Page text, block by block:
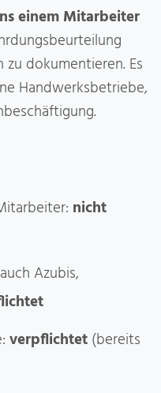
einem Mitarbeiter
dokumentieren. Es
Handwerksbetriebe,
nicht
Azubis,
verpflichtet (bereits